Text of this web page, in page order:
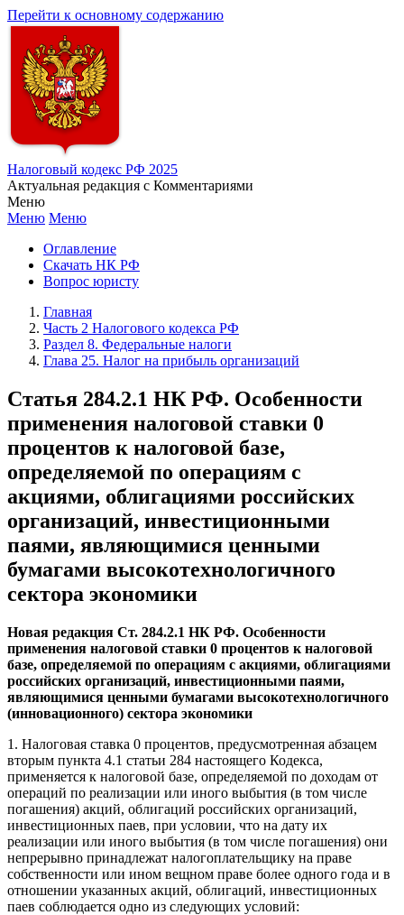
Перейти к основному содержанию
Налоговый кодекс РФ 2025
Актуальная редакция с Комментариями
Меню
Меню Меню
Оглавление
Скачать НК РФ
Вопрос юристу
Главная
Часть 2 Налогового кодекса РФ
Раздел 8. Федеральные налоги
Глава 25. Налог на прибыль организаций
Статья 284.2.1 НК РФ. Особенности
применения налоговой ставки 0
процентов к налоговой базе,
определяемой по операциям с
акциями, облигациями российских
организаций, инвестиционными
паями, являющимися ценными
бумагами высокотехнологичного
сектора экономики
Новая редакция Ст. 284.2.1 НК РФ. Особенности
применения налоговой ставки 0 процентов к налоговой
базе, определяемой по операциям с акциями, облигациями
российских организаций, инвестиционными паями,
являющимися ценными бумагами высокотехнологичного
(инновационного) сектора экономики
1. Налоговая ставка 0 процентов, предусмотренная абзацем
вторым пункта 4.1 статьи 284 настоящего Кодекса,
применяется к налоговой базе, определяемой по доходам от
операций по реализации или иного выбытия (в том числе
погашения) акций, облигаций российских организаций,
инвестиционных паев, при условии, что на дату их
реализации или иного выбытия (в том числе погашения) они
непрерывно принадлежат налогоплательщику на праве
собственности или ином вещном праве более одного года и в
отношении указанных акций, облигаций, инвестиционных
паев соблюдается одно из следующих условий: